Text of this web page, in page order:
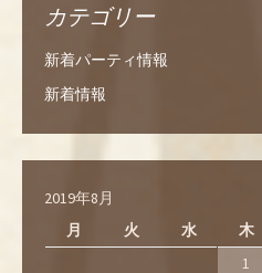
カテゴリー
新着パーティ情報
新着情報
2019年8月
月
火 水 木
1